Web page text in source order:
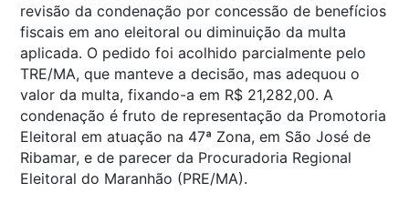
revisão da condenação por concessão de benefícios
fiscais em ano eleitoral ou diminuição da multa
aplicada. O pedido foi acolhido parcialmente pelo
TRE/MA, que manteve a decisão, mas adequou o
valor da multa, fixando-a em R$ 21,282,00. A
condenação é fruto de representação da Promotoria
Eleitoral em atuação na 47ª Zona, em São José de
Ribamar, e de parecer da Procuradoria Regional
Eleitoral do Maranhão (PRE/MA).